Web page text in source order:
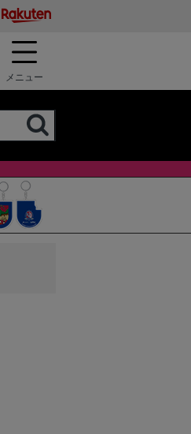
メニュー